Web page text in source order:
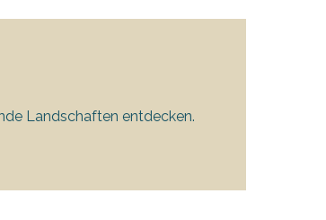
Landschaften entdecken.